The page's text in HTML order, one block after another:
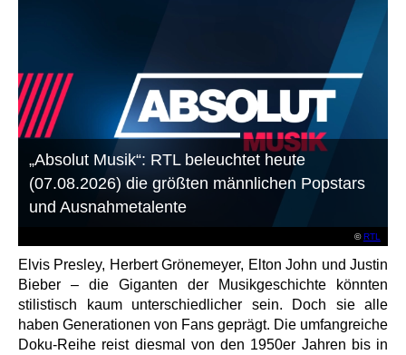
©RTL
„Absolut Musik“: RTL beleuchtet heute
(07.08.2026) die größten männlichen Popstars
und Ausnahmetalente
Elvis Presley, Herbert Grönemeyer, Elton John und Justin
Bieber – die Giganten der Musikgeschichte könnten
stilistisch kaum unterschiedlicher sein. Doch sie alle
haben Generationen von Fans geprägt. Die umfangreiche
Doku-Reihe reist diesmal von den 1950er Jahren bis in